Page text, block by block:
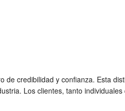
de credibilidad y confianza. Esta
Los clientes, tanto